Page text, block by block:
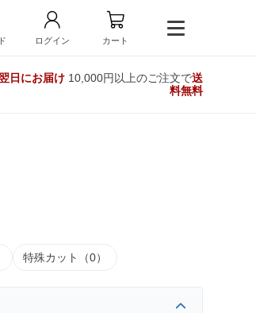
ログイン カート
日にお届け10,000円以上のご注文で送
料無料
特殊カット（0）